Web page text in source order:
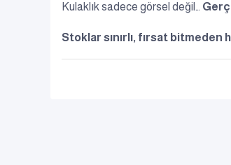
Kulaklık sadece görsel değil…
Stoklar sınırlı, fırsat bitmeden